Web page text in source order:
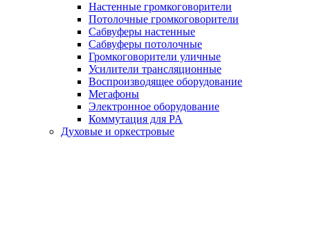
Настенные громкоговорители
Потолочные громкоговорители
Сабвуферы настенные
Сабвуферы потолочные
Громкоговорители уличные
Усилители трансляционные
Воспроизводящее оборудование
Мегафоны
Электронное оборудование
Коммутация для PA
Духовые и оркестровые